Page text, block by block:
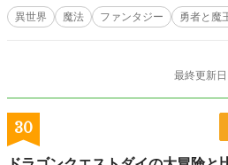
だり。 村にいたときより、人質になってからのほうが自由な気がする。正直
このままでいいかな、とも思うけど、やっぱり…… いつか勇者に助
力を持つ魔王軍との戦いが、今……え、始まらない？ これは、
裏方で活躍していた、人質の少女の物語である。 小説家になろうにも
異世界 魔法 ファンタジー 勇者と魔
最終更新
30